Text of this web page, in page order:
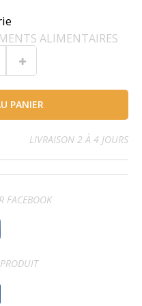
ALIMENTAIRES
PANIER
LIVRAISON 2 À 4 JOURS
FACEBOOK